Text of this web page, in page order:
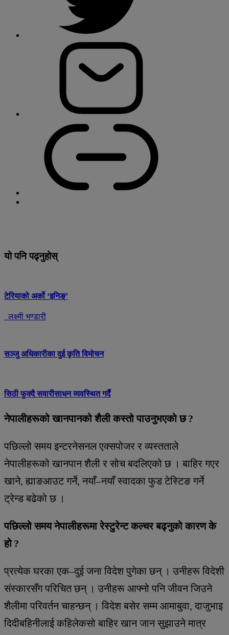
यो पनि पढ्नुहोस्
टेरियाको अर्को ‘इनिङ्’
लक्ष्मी भण्डारी
सञ्जु अधिकारीका दुई कृति विमोचन
सिठी फुक्दै सवारीसाधन व्यवस्थित गर्दै
नेपालीहरूको खानपानको शैली कस्तो पाउनुभएको छ ?
पछिल्लो समय इन्टरनेसनल एक्सपोजर र व्यस्तताले
नेपालीहरूको खानपान शैली र सोच बदलिएको छ । बाहिर गएर
खाने, ह्याङआउट गर्ने, नयाँ–नयाँ स्वादका फुड टेस्टिङ गर्ने
ट्रेन्ड बढेको छ ।
पछिल्लो समय नेपालीहरूमा रेस्टुरेन्ट कल्चर बढ्नुको कारण के
हो ?
प्रत्येक घरका एक–दुई जना विदेश पुगेका छन् । उनीहरू विदेशी
संस्कारसँग परिचित छन् । उनीहरू आफ्नो पनि जीवन जिउने
शैलीमा परिवर्तन चाहन्छन् । विदेश बसेर सम्म आमाबुवा, दाजुभाइ
दिदीबहिनीलाई कहिलेकसो बाहिर खान जान सुझाउने मात्र